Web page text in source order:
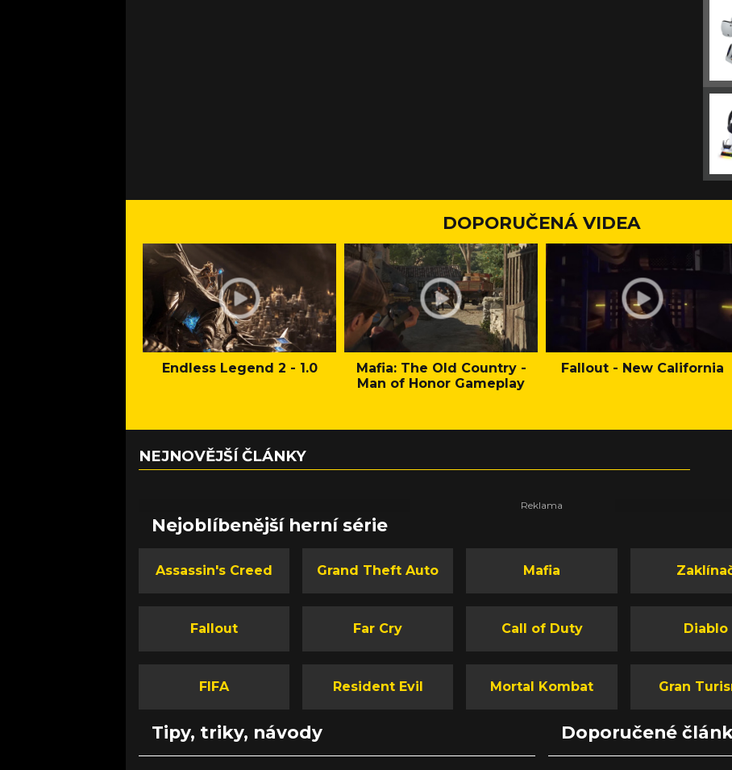
DOPORUČENÁ VIDEA
Endless Legend 2 - 1.0
Mafia: The Old Country -
Man of Honor Gameplay
Fallout - New California
NEJNOVĚJŠÍ ČLÁNKY
Nejoblíbenější herní série
Assassin's Creed Grand Theft Auto Mafia
Fallout Far Cry Call of Duty Diablo
FIFA Resident Evil Mortal Kombat Gran
Tipy, triky, návody Doporučené